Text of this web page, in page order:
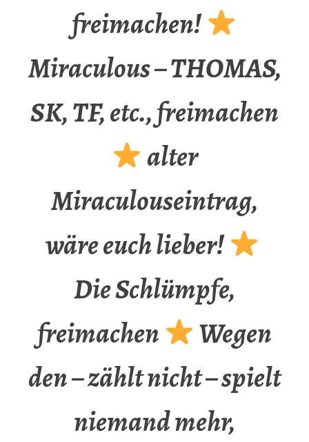
freimachen!
Miraculous – THOMAS,
SK, TF, etc., freimachen
alter
Miraculouseintrag,
wäre euch lieber!
Die Schlümpfe,
freimachen
Wegen
den – zählt nicht – spielt
niemand mehr,